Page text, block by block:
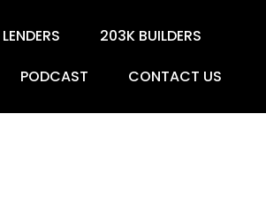
203K BUILDERS
PODCAST CONTACT US